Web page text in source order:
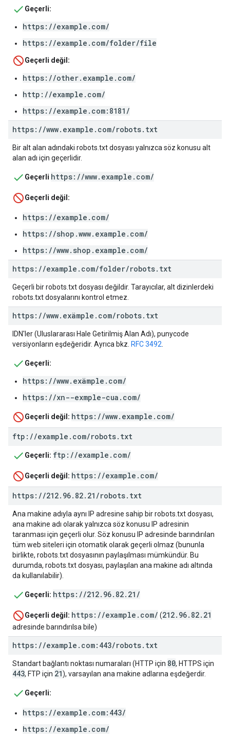
Geçerli:
https://example.com/
https://example.com/folder/file
Geçerli değil:
https://other.example.com/
http://example.com/
https://example.com:8181/
https: //www. example . com/robots. txt
Bir alt alan adındaki robots.txt dosyası yalnızca söz konusu alt
alan adı için geçerlidir.
Geçerli https://www.example.com/
Geçerli değil:
https://example.com/
https://shop.www.example.com/
https://www.shop.example.com/
https: //example . com/folder/robots. txt
Geçerli bir robots.txt dosyası değildir. Tarayıcılar, alt dizinlerdeki
robots.txt dosyalarını kontrol etmez.
https: //www. exämple . com/robots. txt
IDN'ler (Uluslararası Hale Getirilmiş Alan Adı), punycode
versiyonların eşdeğeridir. Ayrıca bkz. RFC 3492
Geçerli:
https://www.exämple.com/
https://xn--exmple-cua.com/
Geçerli değil: https://www.example.com/
ftp: //example . com/robots. txt
Geçerli: ftp://example.com/
Geçerli değil: https://example.com/
https: //212. 96. 82. 21 /robots. txt
Ana makine adıyla aynı IP adresine sahip bir robots.txt dosyası,
ana makine adı olarak yalnızca söz konusu IP adresinin
taranması için geçerli olur. Söz konusu IP adresinde barındırılan
tüm web siteleri için otomatik olarak geçerli olmaz (bununla
birlikte, robots.txt dosyasının paylaşılması mümkündür. Bu
durumda, robots.txt dosyası, paylaşılan ana makine adı altında
da kullanılabilir).
Geçerli: https://212.96.82.21/
Geçerli değil: https://example.com/ (212.96.82.21
adresinde barındırılsa bile)
https: //example . com:443/robots. txt
Standart bağlantı noktası numaraları (HTTP için 80, HTTPS için
443, FTP için 21), varsayılan ana makine adlarına eşdeğerdir.
Geçerli:
https://example.com:443/
https://example.com/